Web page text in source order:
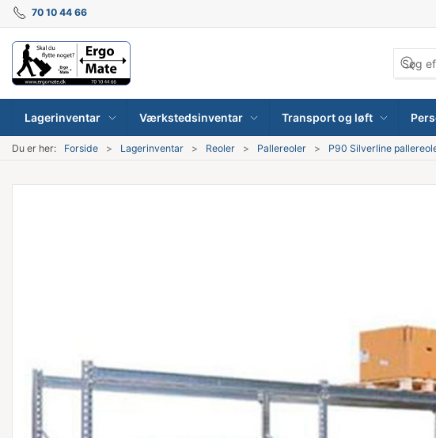
70 10 44 66
Lagerinventar Værkstedsinventar Transport og løft
Du er her: Forside Lagerinventar Reoler Pallereoler P90 Silverline